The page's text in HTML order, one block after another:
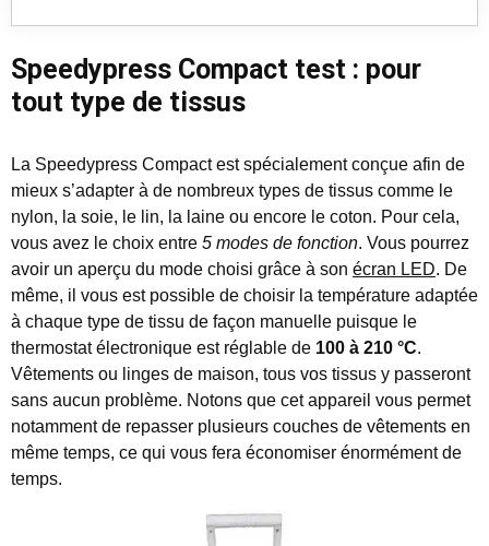
Speedypress Compact test : pour
tout type de tissus
La Speedypress Compact est spécialement conçue afin de
mieux s’adapter à de nombreux types de tissus comme le
nylon, la soie, le lin, la laine ou encore le coton. Pour cela,
vous avez le choix entre 5 modes de fonction. Vous pourrez
avoir un aperçu du mode choisi grâce à son écran LED. De
même, il vous est possible de choisir la température adaptée
à chaque type de tissu de façon manuelle puisque le
thermostat électronique est réglable de 100 à 210 °C.
Vêtements ou linges de maison, tous vos tissus y passeront
sans aucun problème. Notons que cet appareil vous permet
notamment de repasser plusieurs couches de vêtements en
même temps, ce qui vous fera économiser énormément de
temps.